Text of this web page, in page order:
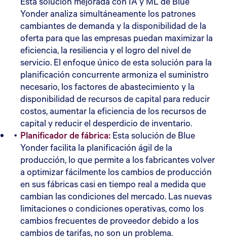
Yonder analiza simultáneamente los patrones
cambiantes de demanda y la disponibilidad de la
oferta para que las empresas puedan maximizar la
eficiencia, la resiliencia y el logro del nivel de
servicio. El enfoque único de esta solución para la
planificación concurrente armoniza el suministro
necesario, los factores de abastecimiento y la
disponibilidad de recursos de capital para reducir
costos, aumentar la eficiencia de los recursos de
capital y reducir el desperdicio de inventario.
Planificador de fábrica: Esta solución de Blue
Yonder facilita la planificación ágil de la
producción, lo que permite a los fabricantes volver
a optimizar fácilmente los cambios de producción
en sus fábricas casi en tiempo real a medida que
cambian las condiciones del mercado. Las nuevas
limitaciones o condiciones operativas, como los
cambios frecuentes de proveedor debido a los
cambios de tarifas, no son un problema.